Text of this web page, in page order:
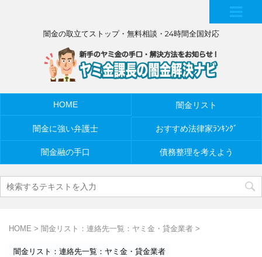
闇金の取立てストップ・無料相談・24時間全国対応
HOME 闇金リスト
闇金に強い弁護士 おすすめ法律家ﾗﾝｷﾝｸﾞ
闇金融の手口 債務整理を考えよう
HOME > 闇金リスト：連絡先一覧：ヤミ金・貸金業者 >
闇金リスト：連絡先一覧：ヤミ金・貸金業者